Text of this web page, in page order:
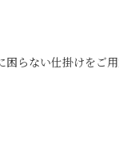
らない仕掛けをご